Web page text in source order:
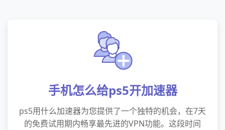
手机怎么给ps5开加速器
ps5用什么加速器为您提供了一个独特的机会，在7天
的免费试用期内畅享最先进的VPN功能。这段时间